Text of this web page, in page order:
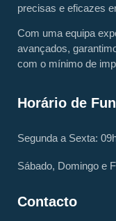
precisas e eficazes
Com uma equipa
avançados,
com o mínimo de
Horário de
Segunda a Sexta:
Sábado, Domingo e
Contacto